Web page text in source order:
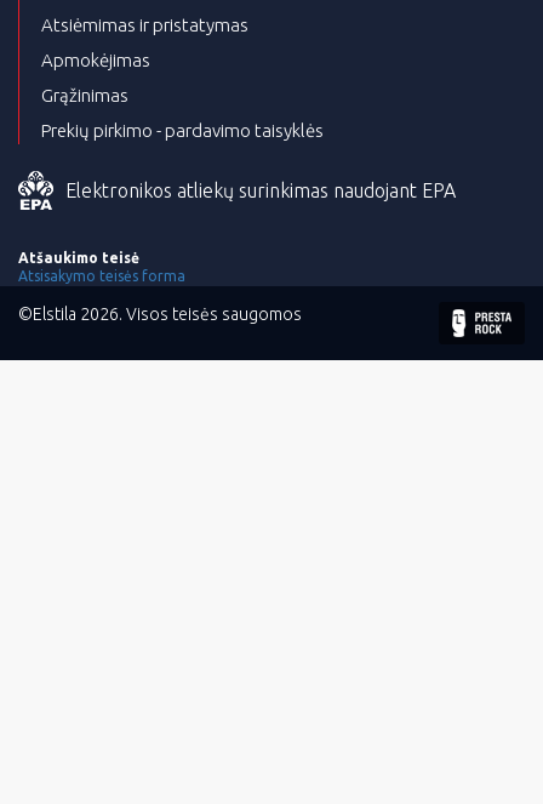
Atsiėmimas ir pristatymas
Apmokėjimas
Grąžinimas
Prekių pirkimo - pardavimo taisyklės
Elektronikos atliekų surinkimas naudojant EPA
Atšaukimo teisė
Atsisakymo teisės forma
©Elstila 2026. Visos teisės saugomos